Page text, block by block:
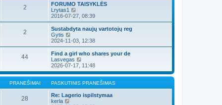
2
FORUMO TAISYKLĖS
Lrytas1
e
r
ž
ū
ė
t
i
n
a
u
j
a
u
2016-07-27, 08:39
2
Sustabdyta naujų vartotojų reg
Gytis
e
r
ž
i
ū
ė
t
i
n
2024-11-03, 12:38
44
Find a girl who shares your de
Lasvegas
e
r
ž
i
ū
r
2026-07-17, 11:48
PRANEŠIMAI PASKUTINIS PRANEŠIMAS
28
Re: Lagerio ispilstymaa
kerla